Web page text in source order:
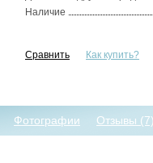
Наличие
Сравнить Как купить?
Фотографии Отзывы (7)